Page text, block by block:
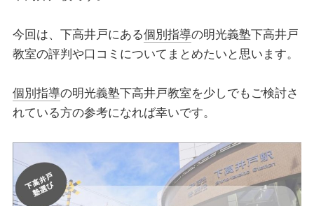
今回は、下高井戸にある個別指導の明光義塾下高井戸
教室の評判や口コミについてまとめたいと思います。
個別指導の明光義塾下高井戸教室を少しでもご検討さ
れている方の参考になれば幸いです。